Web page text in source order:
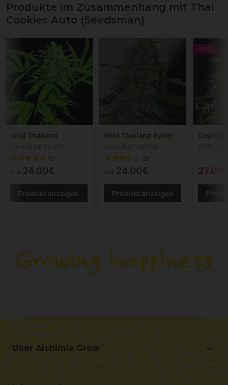
Produkte im Zusammenhang mit Thai
Cookies Auto (Seedsman)
Wild Thailand
(1)
24.00€
Produkt anzeigen
Wild Thailand Ryder
(2)
Aus 24.00€
Produkt anzeigen
-10%
Über Alchimia Grow
Lage und Kontakt